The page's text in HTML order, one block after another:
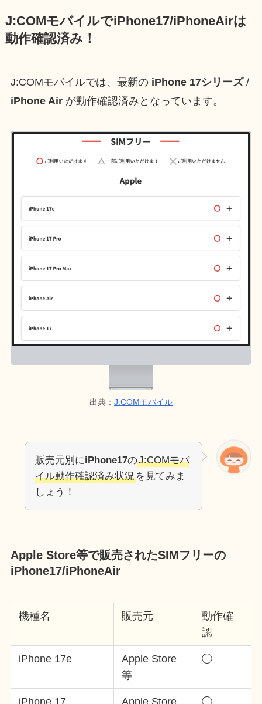
J:COMモバイルでiPhone17/iPhoneAirは
動作確認済み！
J:COMモバイルでは、最新の iPhone 17シリーズ/
iPhone Air が動作確認済みとなっています。
出典： J:COMモバイル
販売元別にiPhone17のJ:COMモバ
イル動作確認済み状況を見てみま
しょう！
Apple Store等で販売されたSIMフリーの
iPhone17/iPhoneAir
機種名 販売元
動作確
認
iPhone 17e
Apple Store
等
◯
iPhone 17 Apple Store ◯